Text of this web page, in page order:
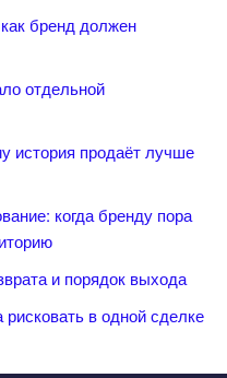
бренд должен
отдельной
история продаёт лучше
когда бренду пора
и порядок выхода
в одной сделке